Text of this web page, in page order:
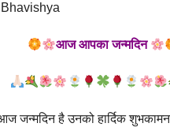
आज आपका जन्मदिन
जन्मदिन है उनको हार्दिक